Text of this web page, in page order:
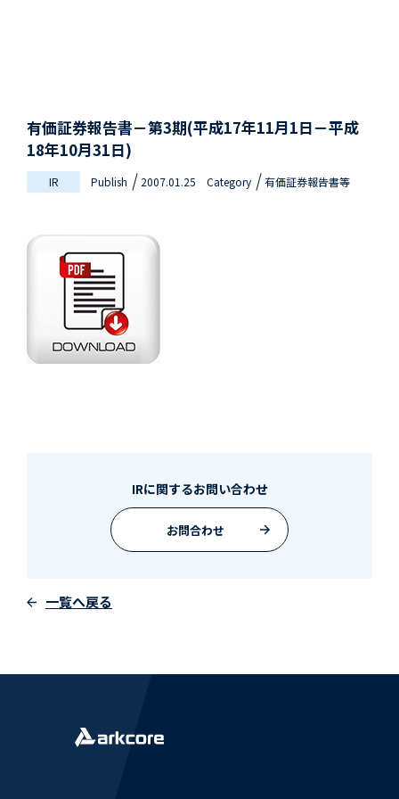
有価証券報告書－第3期(平成17年11月1日－平成
18年10月31日)
IR Publish 2007.01.25 Category 有価証券報告書等
IRに関するお問い合わせ
お問合わせ
一覧へ戻る